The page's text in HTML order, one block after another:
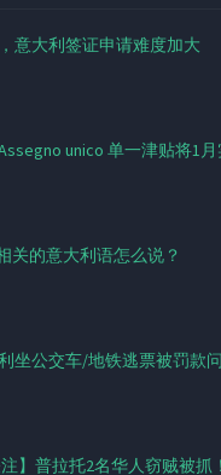
意大利签证申请难度加大
unico 单一津贴将1
关的意大利语怎么说？
坐公交车/地铁逃票被罚款
注】普拉托2名华人窃贼被抓